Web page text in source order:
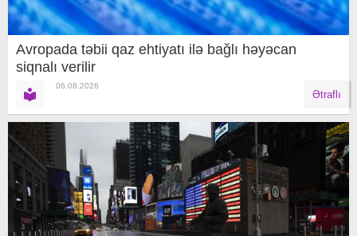
Avropada təbii qaz ehtiyatı ilə bağlı həyəcan
siqnalı verilir
06.08.2026
Ətraflı